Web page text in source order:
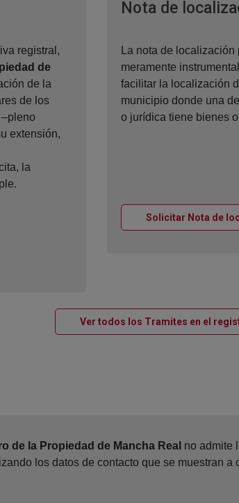
registral,
de
de la
de los
extensión,
la
Nota de
La nota de
meramente
facilitar la localización
municipio donde una
o jurídica tiene bienes
Solicitar Nota de
Ver todos los Tramites en el
de la Propiedad de Mancha Real no admite
los datos de contacto que se muestran a